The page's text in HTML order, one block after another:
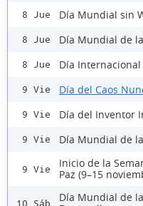
8 Jue Día Mundial sin
8 Jue Día Mundial de
8 Jue Día
9 Vie Día del Caos
9 Vie Día del Inventor
9 Vie Día Mundial de
9 Vie
Inicio de la
Paz (9–15
10 Sáb
Día Mundial de